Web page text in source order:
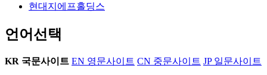
현대지에프홀딩스
언어선택
KR 국문사이트 EN 영문사이트 CN 중문사이트 JP일문사이트